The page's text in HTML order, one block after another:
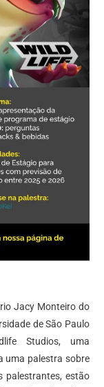
Jacy Monteiro do
de São Paulo
Studios, uma
uma palestra sobre
palestrantes, estão